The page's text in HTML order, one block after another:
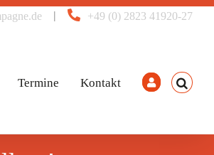
+49 (0) 2823 41920-27
|
Termine Kontakt